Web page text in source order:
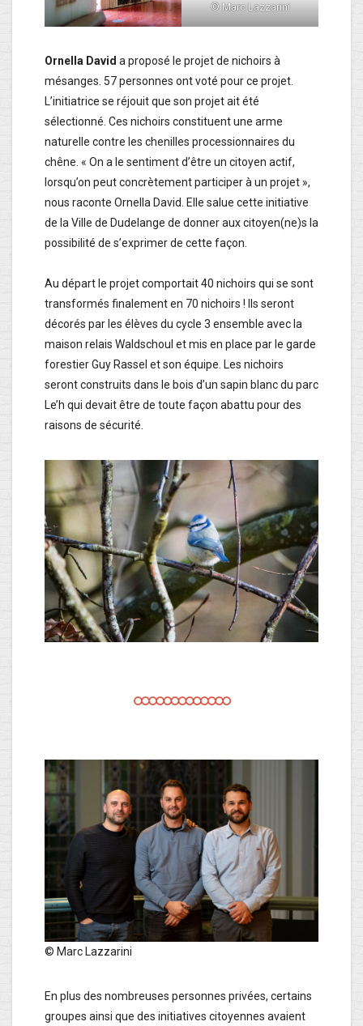
© Marc Lazzarini
Ornella David a proposé le projet de nichoirs à
mésanges. 57 personnes ont voté pour ce projet.
L’initiatrice se réjouit que son projet ait été
sélectionné. Ces nichoirs constituent une arme
naturelle contre les chenilles processionnaires du
chêne. « On a le sentiment d’être un citoyen actif,
lorsqu’on peut concrètement participer à un projet »,
nous raconte Ornella David. Elle salue cette initiative
de la Ville de Dudelange de donner aux citoyen(ne)s la
possibilité de s’exprimer de cette façon.
Au départ le projet comportait 40 nichoirs qui se sont
transformés finalement en 70 nichoirs ! Ils seront
décorés par les élèves du cycle 3 ensemble avec la
maison relais Waldschoul et mis en place par le garde
forestier Guy Rassel et son équipe. Les nichoirs
seront construits dans le bois d’un sapin blanc du parc
Le’h qui devait être de toute façon abattu pour des
raisons de sécurité.
© Marc Lazzarini
En plus des nombreuses personnes privées, certains
groupes ainsi que des initiatives citoyennes avaient